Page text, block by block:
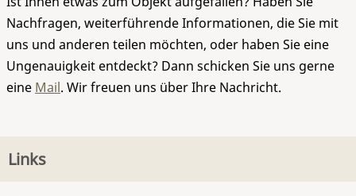
Nachfragen, weiterführende Informationen, die Sie mit
uns und anderen teilen möchten, oder haben Sie eine
Ungenauigkeit entdeckt? Dann schicken Sie uns gerne
eine Mail. Wir freuen uns über Ihre Nachricht.
Links